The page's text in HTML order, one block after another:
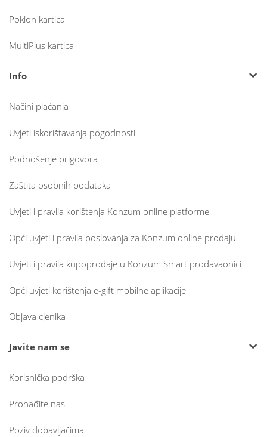
Poklon kartica
MultiPlus kartica
Info
Načini plaćanja
Uvjeti iskorištavanja pogodnosti
Podnošenje prigovora
Zaštita osobnih podataka
Uvjeti i pravila korištenja Konzum online platforme
Opći uvjeti i pravila poslovanja za Konzum online prodaju
Uvjeti i pravila kupoprodaje u Konzum Smart prodavaonici
Opći uvjeti korištenja e-gift mobilne aplikacije
Objava cjenika
Javite nam se
Korisnička podrška
Pronađite nas
Poziv dobavljačima